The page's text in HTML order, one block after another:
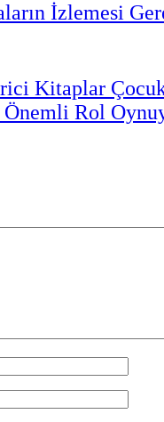
İzlemesi
Kitaplar
Rol